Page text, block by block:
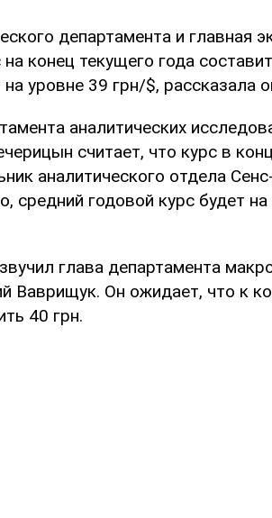
департамента и главная
конец текущего года
уровне 39 грн/$, рассказала
аналитических
считает, что курс в
аналитического отдела
средний годовой курс будет на
глава департамента
Ваврищук. Он ожидает, что к
40 грн.